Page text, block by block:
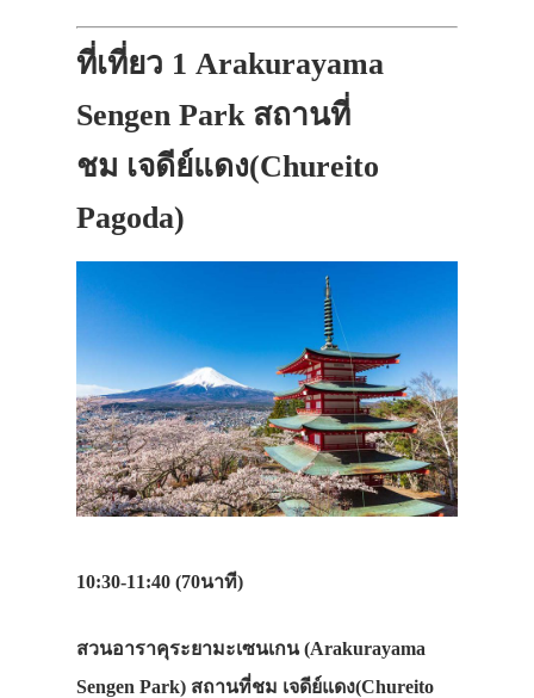
ที่เที่ยว 1 Arakurayama
Sengen Park สถานที่
ชม เจดีย์แดง(Chureito
Pagoda)
10:30-11:40 (70นาที)
สวนอาราคุระยามะเซนเกน (Arakurayama
Sengen Park) สถานที่ชม เจดีย์แดง(Chureito